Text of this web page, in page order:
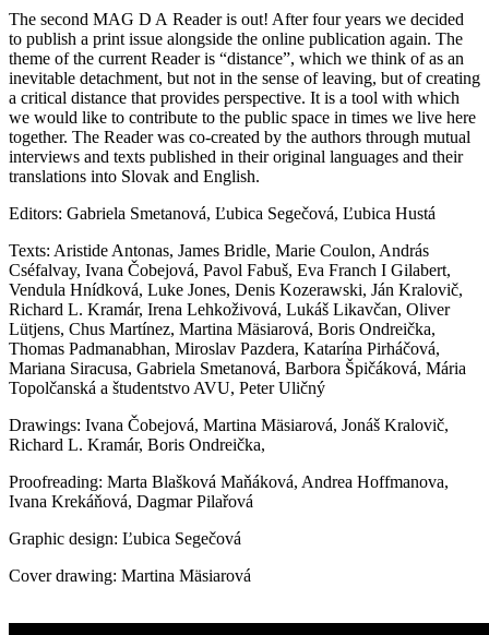
The second MAG D A Reader is out! After four years we decided
to publish a print issue alongside the online publication again. The
theme of the current Reader is “distance”, which we think of as an
inevitable detachment, but not in the sense of leaving, but of creating
a critical distance that provides perspective. It is a tool with which
we would like to contribute to the public space in times we live here
together. The Reader was co-created by the authors through mutual
interviews and texts published in their original languages and their
translations into Slovak and English.
Editors: Gabriela Smetanová, Ľubica Segečová, Ľubica Hustá
Texts: Aristide Antonas, James Bridle, Marie Coulon, András
Cséfalvay, Ivana Čobejová, Pavol Fabuš, Eva Franch I Gilabert,
Vendula Hnídková, Luke Jones, Denis Kozerawski, Ján Kralovič,
Richard L. Kramár, Irena Lehkoživová, Lukáš Likavčan, Oliver
Lütjens, Chus Martínez, Martina Mäsiarová, Boris Ondreička,
Thomas Padmanabhan, Miroslav Pazdera, Katarína Pirháčová,
Mariana Siracusa, Gabriela Smetanová, Barbora Špičáková, Mária
Topolčanská a študentstvo AVU, Peter Uličný
Drawings: Ivana Čobejová, Martina Mäsiarová, Jonáš Kralovič,
Richard L. Kramár, Boris Ondreička,
Proofreading: Marta Blašková Maňáková, Andrea Hoffmanova,
Ivana Krekáňová, Dagmar Pilařová
Graphic design: Ľubica Segečová
Cover drawing: Martina Mäsiarová